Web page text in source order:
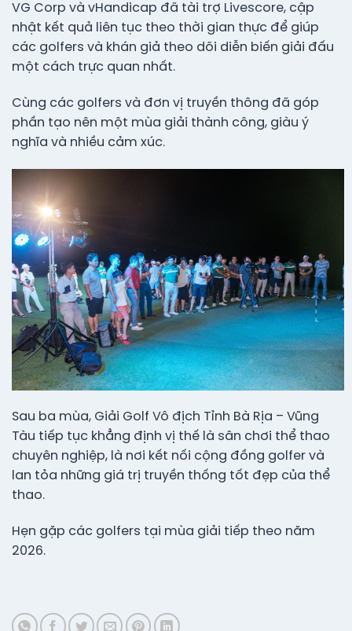
VG Corp và vHandicap đã tài trợ Livescore, cập
nhật kết quả liên tục theo thời gian thực để giúp
các golfers và khán giả theo dõi diễn biến giải đấu
một cách trực quan nhất.
Cùng các golfers và đơn vị truyền thông đã góp
phần tạo nên một mùa giải thành công, giàu ý
nghĩa và nhiều cảm xúc.
Sau ba mùa, Giải Golf Vô địch Tỉnh Bà Rịa – Vũng
Tàu tiếp tục khẳng định vị thế là sân chơi thể thao
chuyên nghiệp, là nơi kết nối cộng đồng golfer và
lan tỏa những giá trị truyền thống tốt đẹp của thể
thao.
Hẹn gặp các golfers tại mùa giải tiếp theo năm
2026.